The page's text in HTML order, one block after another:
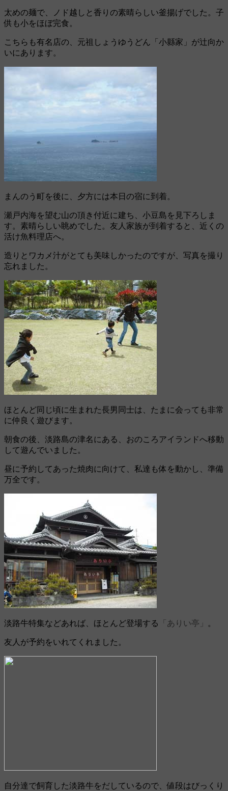
太めの麺で、ノド越しと香りの素晴らしい釜揚げでした。子
供も小をほぼ完食。
こちらも有名店の、元祖しょうゆうどん「小縣家」が辻向か
いにあります。
まんのう町を後に、夕方には本日の宿に到着。
瀬戸内海を望む山の頂き付近に建ち、小豆島を見下ろしま
す。素晴らしい眺めでした。友人家族が到着すると、近くの
活け魚料理店へ。
造りとワカメ汁がとても美味しかったのですが、写真を撮り
忘れました。
ほとんど同じ頃に生まれた長男同士は、たまに会っても非常
に仲良く遊びます。
朝食の後、淡路島の津名にある、おのころアイランドへ移動
して遊んでいました。
昼に予約してあった焼肉に向けて、私達も体を動かし、準備
万全です。
淡路牛特集などあれば、ほとんど登場する 「ありい亭」 。
友人が予約をいれてくれました。
自分達で飼育した淡路牛をだしているので、値段はびっくり